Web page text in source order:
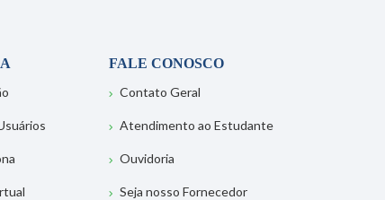
FALE CONOSCO
Contato Geral
Atendimento ao Estudante
Ouvidoria
Seja nosso Fornecedor